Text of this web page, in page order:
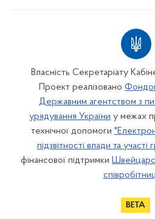
Власність Секретаріату
Проект реалізовано
Державним агентством з
урядування України у межах
технічної допомоги
підзвітності влади та участі
фінансової підтримки